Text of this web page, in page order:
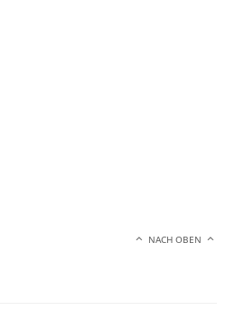
NACH OBEN